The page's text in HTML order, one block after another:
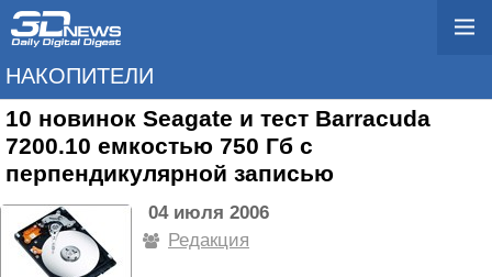
НАКОПИТЕЛИ
10 новинок Seagate и тест Barracuda
7200.10 емкостью 750 Гб с
перпендикулярной записью
04 июля 2006
Редакция